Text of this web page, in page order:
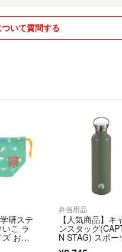
でご購入をお願いいたします。
不在の場合は玄関に置配をさせて
します。
簡易包装でのお届けとなります。
破損や多少の汚れがある場合もご
いて質問する
研ステ
こ ラ
お弁
弁当用品
【人気商品】キ
ンスタッグ
N STAG) スポー